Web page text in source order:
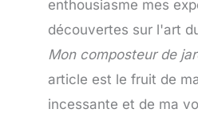
enthousiasme mes
découvertes sur l'art
Mon composteur de
article est le fruit de
incessante et de ma